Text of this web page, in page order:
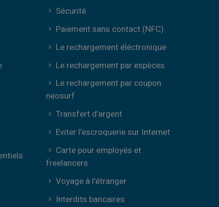
Sécurité
Paiement sans contact (NFC)
Le rechargement éléctronique
Le rechargement par espèces
Le rechargement par coupon
neosurf
Transfert d'argent
Eviter l’escroquerie sur Internet
Carte pour employés et
freelancers
Voyage à l'étranger
Interdits bancaires